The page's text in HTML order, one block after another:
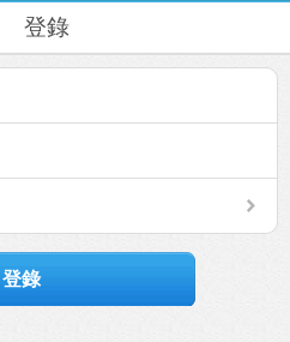
登錄
登錄